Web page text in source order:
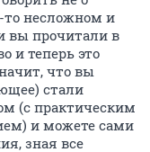
несложном и
вы прочитали в
и теперь это
что вы
стали
(с практическим
и можете сами
зная все